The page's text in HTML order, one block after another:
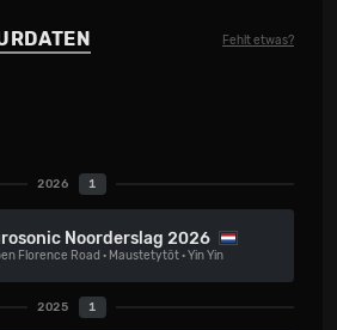
Fehlt etwas?
2026 1
Noorderslag 2026
Florence Road · Maustetytöt·Yin Yin
2025 1